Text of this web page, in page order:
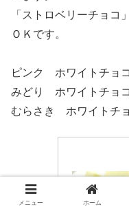
「ストロベリーチョコ
ＯＫです。
ピンク ホワイトチョ
みどり ホワイトチョ
むらさき ホワイトチ
メニュー ホーム